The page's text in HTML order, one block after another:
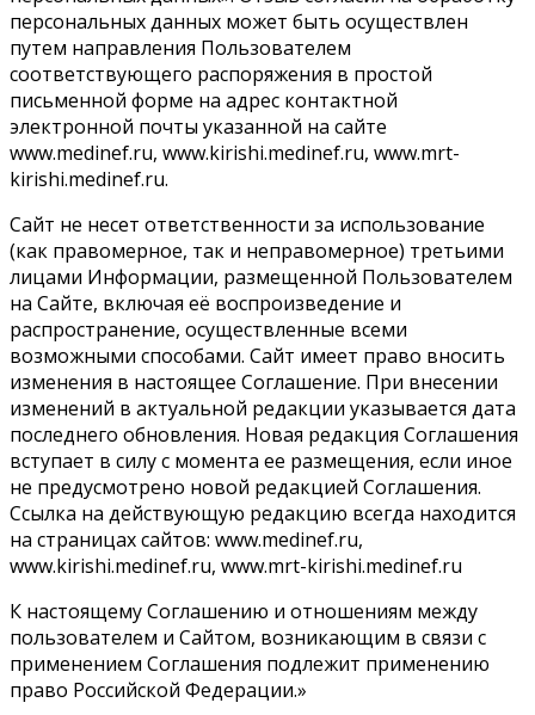
персональных данных может быть осуществлен
путем направления Пользователем
соответствующего распоряжения в простой
письменной форме на адрес контактной
электронной почты указанной на сайте
www.medinef.ru, www.kirishi.medinef.ru, www.mrt-
kirishi.medinef.ru.
Сайт не несет ответственности за использование
(как правомерное, так и неправомерное) третьими
лицами Информации, размещенной Пользователем
на Сайте, включая её воспроизведение и
распространение, осуществленные всеми
возможными способами. Сайт имеет право вносить
изменения в настоящее Соглашение. При внесении
изменений в актуальной редакции указывается дата
последнего обновления. Новая редакция Соглашения
вступает в силу с момента ее размещения, если иное
не предусмотрено новой редакцией Соглашения.
Ссылка на действующую редакцию всегда находится
на страницах сайтов: www.medinef.ru,
www.kirishi.medinef.ru, www.mrt-kirishi.medinef.ru
К настоящему Соглашению и отношениям между
пользователем и Сайтом, возникающим в связи с
применением Соглашения подлежит применению
право Российской Федерации.»